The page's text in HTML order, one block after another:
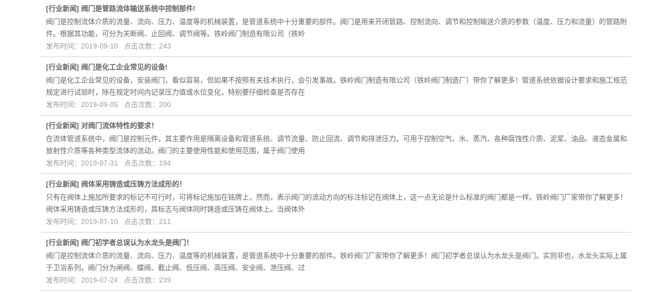
[行业新闻] 阀门是管路流体输送系统中控制部件!
阀门是控制流体介质的流量、流向、压力、温度等的机械装置，是管道系统中十分重要的部件。阀门是用来开闭管路、控制流向、调节和控制输送介质的参数（温度、压力和流量）的管路附
件。根据其功能，可分为关断阀、止回阀、调节阀等。铁岭阀门制造有限公司（铁岭
发布时间：2019-09-10 点击次数：243
[行业新闻] 阀门是化工企业常见的设备!
阀门是化工企业常见的设备，安装阀门，看似容易，但如果不按照有关技术执行，会引发事故。铁岭阀门制造有限公司（铁岭阀门制造厂）带你了解更多！管道系统依据设计要求和施工规范
规定进行试验时，除在规定时间内记录压力值或水位变化，特别要仔细检查是否存在
发布时间：2019-09-05 点击次数：200
[行业新闻] 对阀门流体特性的要求！
在流体管道系统中，阀门是控制元件，其主要作用是隔离设备和管道系统、调节流量、防止回流、调节和排泄压力。可用于控制空气、水、蒸汽、各种腐蚀性介质、泥浆、油品、液态金属和
放射性介质等各种类型流体的流动。阀门的主要使用性能和使用范围，属于阀门使用
发布时间：2019-07-31 点击次数：194
[行业新闻] 阀体采用铸造或压铸方法成形的！
只有在阀体上施加所要求的标记不可行时，可将标记施加在铭牌上，然而，表示阀门的流动方向的标注标记在阀体上，这一点无论是什么标准的阀门都是一样。铁岭阀门厂家带你了解更多！
阀体采用铸造或压铸方法成形的，其标志与阀体同时铸造或压铸在阀体上。当阀体外
发布时间：2019-07-10 点击次数：211
[行业新闻] 阀门初学者总误认为水龙头是阀门！
阀门是控制流体介质的流量、流向、压力、温度等的机械装置，是管道系统中十分重要的部件。铁岭阀门厂家带你了解更多！阀门初学者总误认为水龙头是阀门。实则非也，水龙头实际上属
于卫浴系列。阀门分为闸阀、蝶阀、截止阀、低压阀、高压阀、安全阀、泄压阀、过
发布时间：2019-07-24 点击次数：239